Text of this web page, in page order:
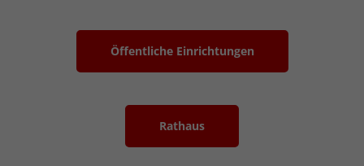
Öffentliche Einrichtungen
Rathaus